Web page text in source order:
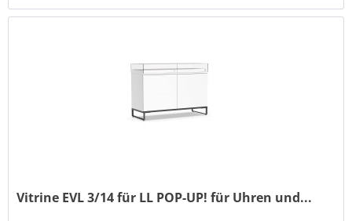
Vitrine EVL 3/14 für LL POP-UP! für Uhren und...